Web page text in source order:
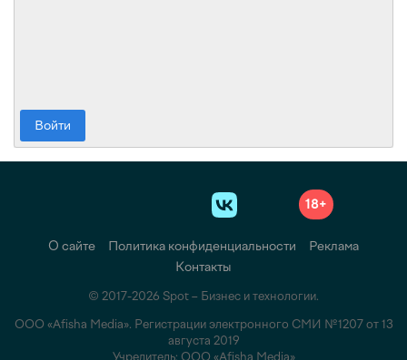
Войти
18+
О сайте Политика конфиденциальности
Реклама
Контакты
© 2017-2026 Spot – Бизнес и технологии.
ООО «Afisha Media». Регистрации электронного СМИ №1207 от 13
августа 2019
Учредитель: ООО «Afisha Media»